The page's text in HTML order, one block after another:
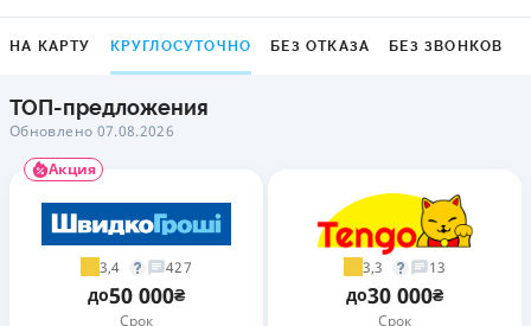
НА КАРТУ КРУГЛОСУТОЧНО БЕЗ ОТКАЗА БЕЗ ЗВОНКОВ
ТОП-предложения
Обновлено 07.08.2026
Акция
3,4 427
до50 000₴
Срок
3,3 13
до30 000₴
Срок